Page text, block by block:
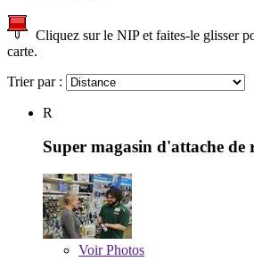
Cliquez sur le NIP et faites-le glisser
carte.
Trier par :
R
Super magasin d'attache de
VoirPhotos